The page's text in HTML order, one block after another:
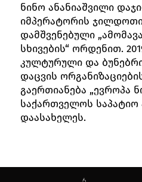
ნინო ანანიაშვილი
იმპერატორის
დამშვენებული
სხივების“ ორდენით.
კულტურული და
დაცვის
გაერთიანება „ევროპა
საქართველოს საპატიო
დაასახელეს.